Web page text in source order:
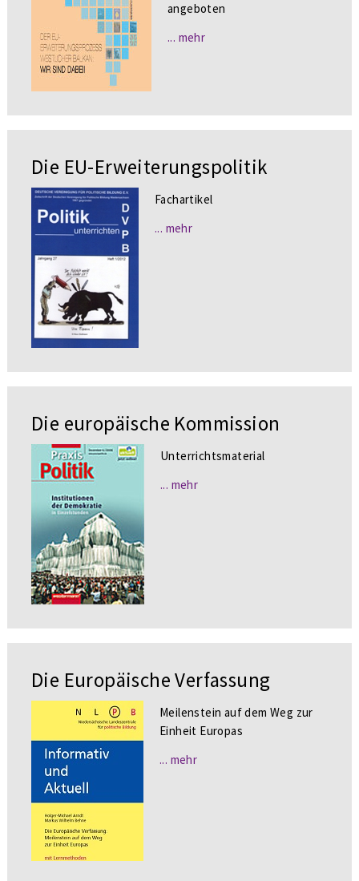
angeboten
... mehr
Die EU-Erweiterungspolitik
Fachartikel
... mehr
Die europäische Kommission
Unterrichtsmaterial
... mehr
Die Europäische Verfassung
Meilenstein auf dem Weg zur
Einheit Europas
... mehr